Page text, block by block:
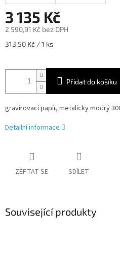
3 135 Kč
2 590,91 Kč bez DPH
Měrná
313,50 Kč / 1 ks
Přidat do košíku
gravírovací papír, metalicky modrý
Detailní informace
ZEPTAT SE SDÍLET
Související produkty